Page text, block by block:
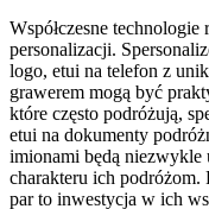
Współczesne
personalizacji.
logo, etui na telefon z
grawerem mogą być
które często podróżują,
etui na dokumenty
imionami będą niezwykle
charakteru ich podróżom.
par to inwestycja w ich